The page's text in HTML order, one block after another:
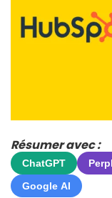
Résumer avec :
ChatGPT
Google AI